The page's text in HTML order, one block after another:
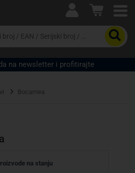
asortiman proizvoda i
na newsletter i profitirajte
Bocarnea
na stanju